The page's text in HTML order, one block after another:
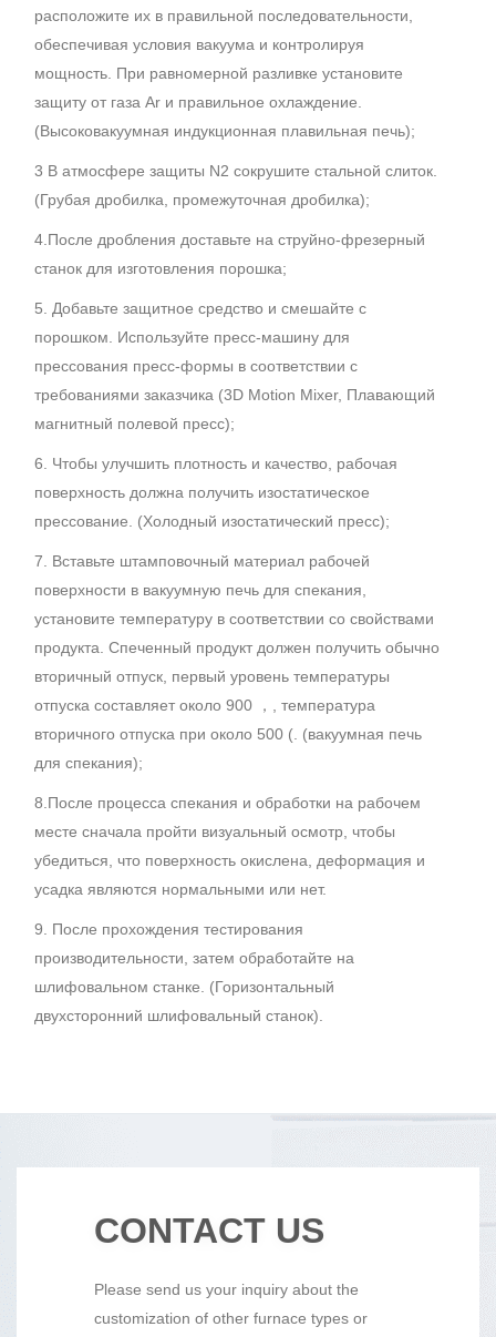
расположите их в правильной последовательности,
обеспечивая условия вакуума и контролируя
мощность. При равномерной разливке установите
защиту от газа Ar и правильное охлаждение.
(Высоковакуумная индукционная плавильная печь);
3 В атмосфере защиты N2 сокрушите стальной слиток.
(Грубая дробилка, промежуточная дробилка);
4.После дробления доставьте на струйно-фрезерный
станок для изготовления порошка;
5. Добавьте защитное средство и смешайте с
порошком. Используйте пресс-машину для
прессования пресс-формы в соответствии с
требованиями заказчика (3D Motion Mixer, Плавающий
магнитный полевой пресс);
6. Чтобы улучшить плотность и качество, рабочая
поверхность должна получить изостатическое
прессование. (Холодный изостатический пресс);
7. Вставьте штамповочный материал рабочей
поверхности в вакуумную печь для спекания,
установите температуру в соответствии со свойствами
продукта. Спеченный продукт должен получить обычно
вторичный отпуск, первый уровень температуры
отпуска составляет около 900 ，, температура
вторичного отпуска при около 500 (. (вакуумная печь
для спекания);
8.После процесса спекания и обработки на рабочем
месте сначала пройти визуальный осмотр, чтобы
убедиться, что поверхность окислена, деформация и
усадка являются нормальными или нет.
9. После прохождения тестирования
производительности, затем обработайте на
шлифовальном станке. (Горизонтальный
двухсторонний шлифовальный станок).
CONTACT US
Please send us your inquiry about the
customization of other furnace types or